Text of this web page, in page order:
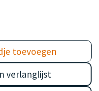
toevoegen
verlanglijst